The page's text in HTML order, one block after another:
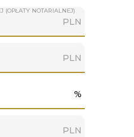
(OPŁATY NOTARIALNEJ)
PLN
PLN
%
PLN